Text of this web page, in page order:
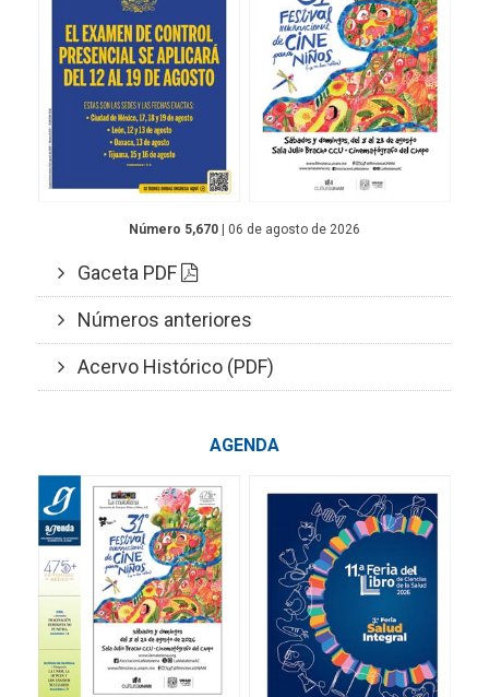
Número 5,670 | 06 de agosto de 2026
Gaceta PDF
Números anteriores
Acervo Histórico (PDF)
AGENDA